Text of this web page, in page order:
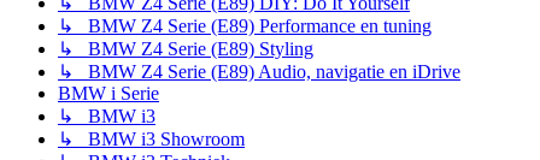
↳ BMW Z4 Serie (E89) Performance en tuning
↳ BMW Z4 Serie (E89) Styling
↳ BMW Z4 Serie (E89) Audio, navigatie en iDrive
BMW i Serie
↳ BMW i3
↳ BMW i3 Showroom